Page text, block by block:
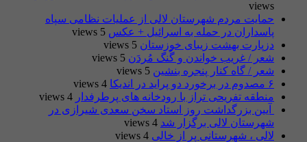
views
حمایت مردم شهرستان لالی از عملیات نظامی سپاه
پاسداران در حمله به اسرائیل + عکس 5 views
دزپارت بهشت زیبای خوزستان 5 views
شعر / غریب خواندن و گُنگ مُردَن 5 views
شعر / گاه کنار پنجره بنشین 5 views
۶ مصدوم در برخورد دو پراید در اندیکا
4 views
منطقه تفریحی تراز با رودخانه های پرطرفدار 4 views
​ آیین بزرگداشت روز استاد سخن سعدی شیرازی در
شهرستان لالی برگزار شد 4 views
لالی ، شهرستانی پر از خالی 4 views